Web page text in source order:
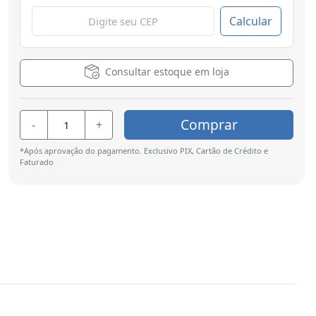
Calcular
Consultar estoque em loja
- + Comprar
*Após aprovação do pagamento. Exclusivo PIX, Cartão de Crédito e
Faturado